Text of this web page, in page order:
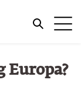
Europa?